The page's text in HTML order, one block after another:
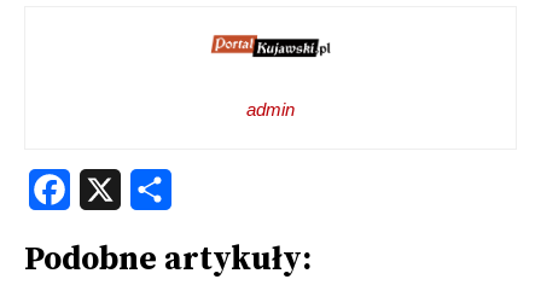
admin
Facebook
Podobne artykuły: